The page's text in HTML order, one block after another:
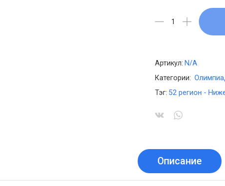
Артикул: N/A
Категории:
Тэг: 52 регион -
Описание